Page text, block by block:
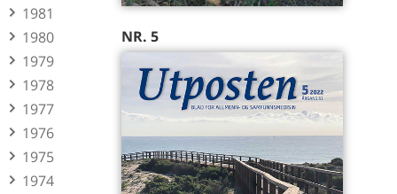
1981
1980
1979
1978
1977
1976
1975
1974
NR. 5